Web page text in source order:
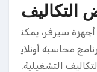
التكاليف
سيرفر، يمكن
محاسبة أونلاي
التشغيلية.